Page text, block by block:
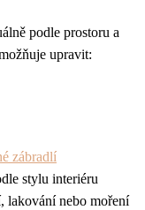
podle prostoru a
upravit:
zábradlí
stylu interiéru
lakování nebo moření